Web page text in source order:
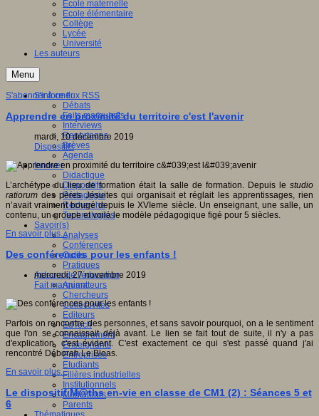
Ecole maternelle
Ecole élémentaire
Collège
Lycée
Université
Les auteurs
Menu
S'informer
Débats
Faits marquants
Interviews
Reportages
Brèves
Agenda
Innover
Didactique
Dispositifs
Pédagogie
Recherche
Technologies
Savoir(s)
Analyses
Conférences
Outils
Pratiques
Acteurs de l'éducation
Animateurs
Chercheurs
Collectivités
Editeurs
EdTech
Encadrement
Enseignants
Entreprises
Etudiants
Filières industrielles
Institutionnels
Médiateurs
Parents
S'abonner à ce flux RSS
Apprendre en proximité du territoire c'est l'avenir
mardi, 10 décembre 2019
Dispositifs
L’archétype du lieu de formation était la salle de formation. Depuis le studio
ratiorum des pères Jésuites qui organisait et réglait les apprentissages, rien
n’avait vraiment bougé depuis le XVIeme siècle. Un enseignant, une salle, un
contenu, un groupe et voilà le modèle pédagogique figé pour 5 siècles.
En savoir plus...
Des conférences pour les enfants !
mercredi, 27 novembre 2019
Fait marquant
Parfois on rencontre des personnes, et sans savoir pourquoi, on a le sentiment
que l'on se connaissait déjà avant. Le lien se fait tout de suite, il n'y a pas
d'explication, c'est évident. C'est exactement ce qui s'est passé quand j'ai
rencontré Déborah Le Bloas.
En savoir plus...
Le dispositif M@ths en-vie en classe de CM1 (2) : Séances 5 et
6